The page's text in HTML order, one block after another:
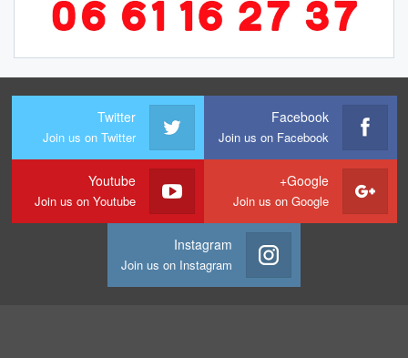
Facebook
Join us on Facebook
Twitter
Join us on Twitter
Google+
Join us on Google
Youtube
Join us on Youtube
Instagram
Join us on Instagram